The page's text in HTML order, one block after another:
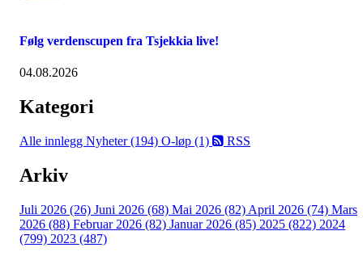
Følg verdenscupen fra Tsjekkia live!
04.08.2026
Kategori
Alle innlegg Nyheter (194) O-løp (1) RSS
Arkiv
Juli 2026 (26) Juni 2026 (68) Mai 2026 (82) April 2026 (74) Mars
2026 (88) Februar 2026 (82) Januar 2026 (85) 2025 (822) 2024
(799) 2023 (487)